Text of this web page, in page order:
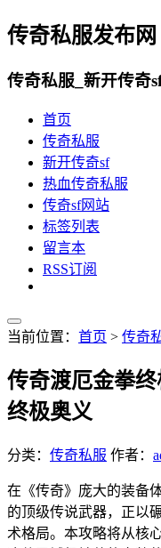
传奇私服发布网
传奇私服_新开传奇
首页
传奇私服
新开传奇sf
热血传奇私服
传奇sf网站
标签列表
留言本
RSS订阅
当前位置： 首页 > 传奇
传奇渡厄金拳
终极奥义
分类： 传奇私服 作者：
在《传奇》庞大的装备
的顶级传说武器，正以
术格局。本攻略将从核